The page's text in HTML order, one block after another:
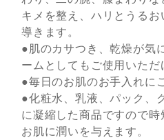
キメを整え、ハリとうる
導きます。
●肌のカサつき、乾燥が気
ームとしてもご使用いただ
●毎日のお肌のお手入れに
●化粧水、乳液、パック、
に凝縮した商品ですので時
お肌に潤いを与えます。